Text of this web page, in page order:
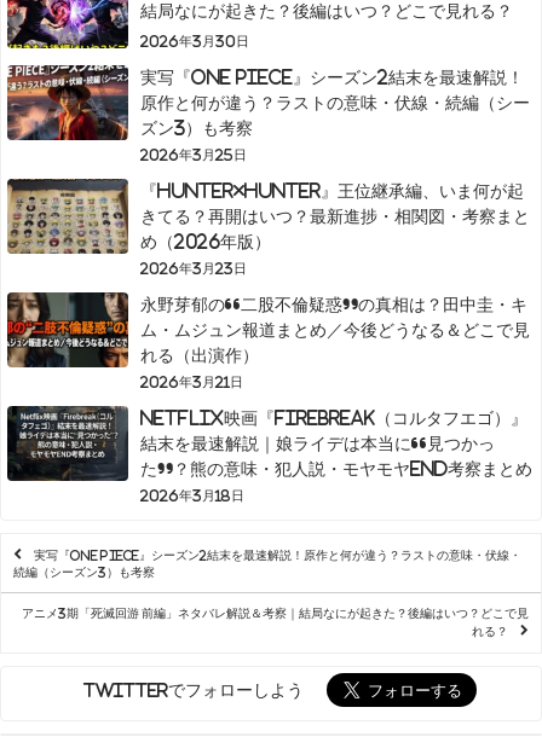
結局なにが起きた？後編はいつ？どこで見れる？
2026年3月30日
実写『ONE PIECE』シーズン2結末を最速解説！
原作と何が違う？ラストの意味・伏線・続編（シー
ズン3）も考察
2026年3月25日
『HUNTER×HUNTER』王位継承編、いま何が起
きてる？再開はいつ？最新進捗・相関図・考察まと
め（2026年版）
2026年3月23日
永野芽郁の“二股不倫疑惑”の真相は？田中圭・キ
ム・ムジュン報道まとめ／今後どうなる＆どこで見
れる（出演作）
2026年3月21日
Netflix映画『Firebreak（コルタフエゴ）』
結末を最速解説｜娘ライデは本当に“見つかっ
た”？熊の意味・犯人説・モヤモヤEND考察まとめ
2026年3月18日
実写『ONE PIECE』シーズン2結末を最速解説！原作と何が違う？ラストの意味・伏線・
続編（シーズン3）も考察
アニメ3期「死滅回游 前編」ネタバレ解説＆考察｜結局なにが起きた？後編はいつ？どこで見
れる？
Twitterでフォローしよう